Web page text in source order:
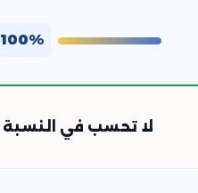
100%
لا تحسب في النسبة